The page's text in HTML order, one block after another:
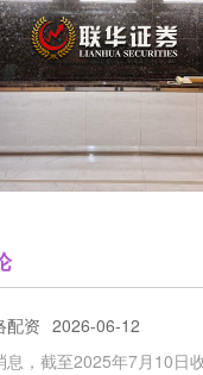
公司 长江证券成功发行
1.70%
票
长江证券股份有限公司(
顺利完成2025年面向专
平台 *ST四通（603838）
319.99万元
息，截至2025年7月10日
收于5.92元，下跌4.98%